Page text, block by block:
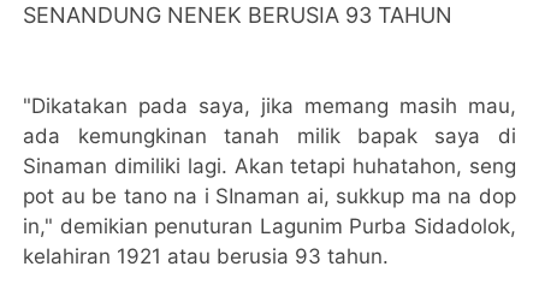
SENANDUNG NENEK BERUSIA 93 TAHUN
"Dikatakan pada saya, jika memang masih mau,
ada kemungkinan tanah milik bapak saya di
Sinaman dimiliki lagi. Akan tetapi huhatahon, seng
pot au be tano na i SInaman ai, sukkup ma na dop
in," demikian penuturan Lagunim Purba Sidadolok,
kelahiran 1921 atau berusia 93 tahun.